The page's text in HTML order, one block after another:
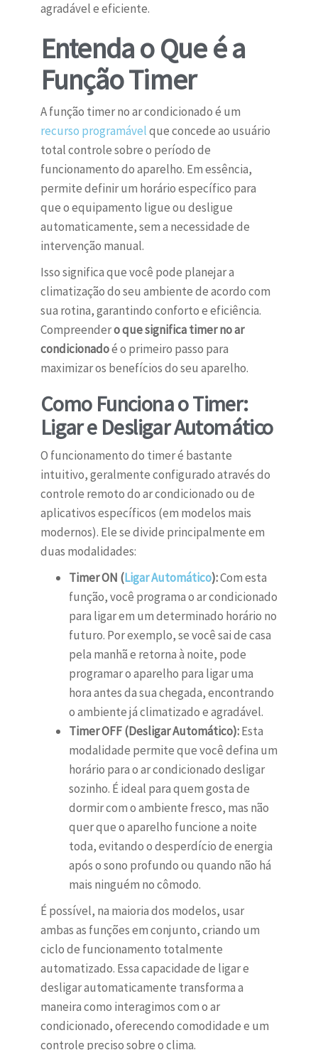
agradável e eficiente.
Entenda o Que é a
Função Timer
A função timer no ar condicionado é um
recurso programávelque concede ao usuário
total controle sobre o período de
funcionamento do aparelho. Em essência,
permite definir um horário específico para
que o equipamento ligue ou desligue
automaticamente, sem a necessidade de
intervenção manual.
Isso significa que você pode planejar a
climatização do seu ambiente de acordo com
sua rotina, garantindo conforto e eficiência.
Compreendero que significa timer no ar
condicionadoé o primeiro passo para
maximizar os benefícios do seu aparelho.
Como Funciona o Timer:
Ligar e Desligar Automático
O funcionamento do timer é bastante
intuitivo, geralmente configurado através do
controle remoto do ar condicionado ou de
aplicativos específicos (em modelos mais
modernos). Ele se divide principalmente em
duas modalidades:
Timer ON (Ligar Automático):Com esta
função, você programa o ar condicionado
para ligar em um determinado horário no
futuro. Por exemplo, se você sai de casa
pela manhã e retorna à noite, pode
programar o aparelho para ligar uma
hora antes da sua chegada, encontrando
o ambiente já climatizado e agradável.
Timer OFF (Desligar Automático):Esta
modalidade permite que você defina um
horário para o ar condicionado desligar
sozinho. É ideal para quem gosta de
dormir com o ambiente fresco, mas não
quer que o aparelho funcione a noite
toda, evitando o desperdício de energia
após o sono profundo ou quando não há
mais ninguém no cômodo.
É possível, na maioria dos modelos, usar
ambas as funções em conjunto, criando um
ciclo de funcionamento totalmente
automatizado. Essa capacidade de ligar e
desligar automaticamente transforma a
maneira como interagimos com o ar
condicionado, oferecendo comodidade e um
controle preciso sobre o clima.